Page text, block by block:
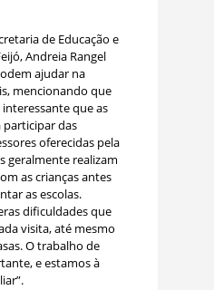
de Educação e
Andreia Rangel
ajudar na
mencionando que
que as
participar das
oferecidas pela
geralmente realizam
as crianças antes
as escolas.
dificuldades que
visita, até mesmo
O trabalho de
e estamos à